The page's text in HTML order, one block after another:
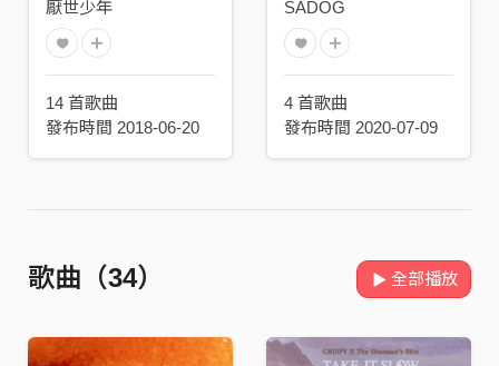
厭世少年
14 首歌曲
發布時間 2018-06-20
SADOG
4 首歌曲
發布時間 2020-07-09
歌曲（34） 全部播放